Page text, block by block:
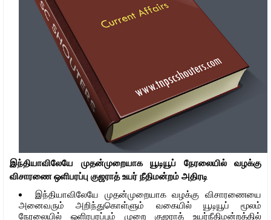
இந்தியாவிலேயே முதன்முறையாக யூடியூப் நேரலையில் வழக்கு
விசாரணை ஒளிபரப்பு குஜராத் உயர் நீதிமன்றம் அதிரடி
இந்தியாவிலேயே முதன்முறையாக வழக்கு விசாரணையை
அனைவரும் அறிந்துகொள்ளும் வகையில் யூடியூப் மூலம்
நேரலையில் ஒளிரபரப்பும் முறை குஜராத் உயர்நீதிமன்றத்தில்